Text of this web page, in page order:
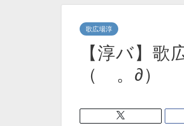
歌広場淳
【淳バ】
（ゝ。∂）